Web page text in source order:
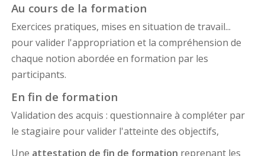
Au cours de la formation
Exercices pratiques, mises en situation de travail...
pour valider l'appropriation et la compréhension de
chaque notion abordée en formation par les
participants.
En fin de formation
Validation des acquis : questionnaire à compléter par
le stagiaire pour valider l'atteinte des objectifs,
Une attestation de fin de formation reprenant les